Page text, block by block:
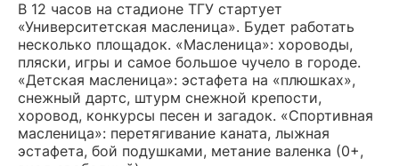
В 12 часов на стадионе ТГУ стартует
«Университетская масленица». Будет работать
несколько площадок. «Масленица»: хороводы,
пляски, игры и самое большое чучело в городе.
«Детская масленица»: эстафета на «плюшках»,
снежный дартс, штурм снежной крепости,
хоровод, конкурсы песен и загадок. «Спортивная
масленица»: перетягивание каната, лыжная
эстафета, бой подушками, метание валенка (0+,